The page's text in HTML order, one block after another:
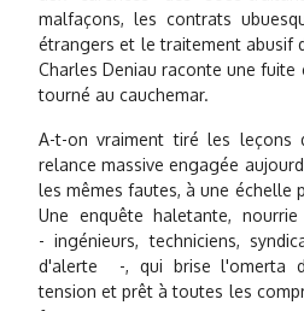
malfaçons, les contrats
étrangers et le traitement abusif
Charles Deniau raconte une
tourné au cauchemar.
A-t-on vraiment tiré les leçons
relance massive engagée
les mêmes fautes, à une échelle
Une enquête haletante,
- ingénieurs, techniciens,
d'alerte -, qui brise l'omerta
tension et prêt à toutes les